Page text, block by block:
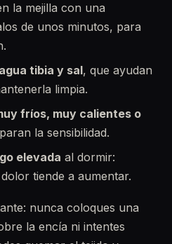
la mejilla con una
de unos minutos, para
tibia y sal, que ayudan
limpia.
fríos, muy calientes o
la sensibilidad.
elevada al dormir:
tiende a aumentar.
nunca coloques una
la encía ni intentes